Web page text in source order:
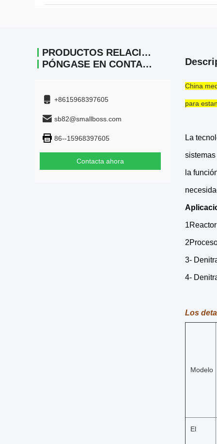
PRODUCTOS RELACIONADOS
PÓNGASE EN CONTACTO
+8615968397605
sb82@smallboss.com
86--15968397605
Contacta ahora
China
para
La
la
3-
4-
Los
Modelo
El